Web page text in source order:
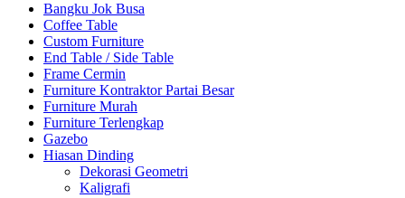
Bangku Jok Busa
Coffee Table
Custom Furniture
End Table / Side Table
Frame Cermin
Furniture Kontraktor Partai Besar
Furniture Murah
Furniture Terlengkap
Gazebo
Hiasan Dinding
Dekorasi Geometri
Kaligrafi